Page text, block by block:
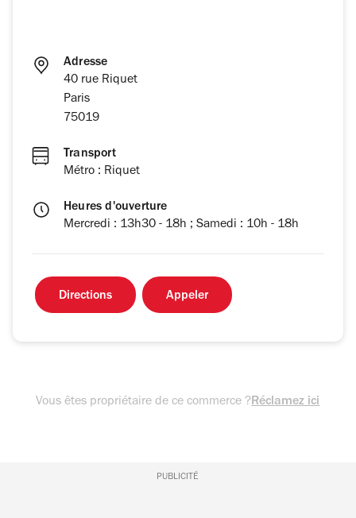
Adresse
40 rue Riquet
Paris
75019
Transport
Métro : Riquet
Heures d'ouverture
Mercredi : 13h30 - 18h ; Samedi : 10h - 18h
Directions Appeler
Vous êtes propriétaire de ce commerce ?Réclamez ici
PUBLICITÉ